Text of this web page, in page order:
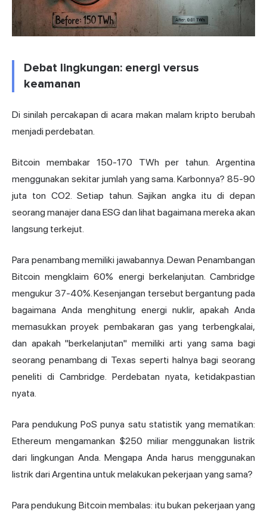
Debat lingkungan: energi versus
keamanan
Di sinilah percakapan di acara makan malam kripto berubah
menjadi perdebatan.
Bitcoin membakar 150-170 TWh per tahun. Argentina
menggunakan sekitar jumlah yang sama. Karbonnya? 85-90
juta ton CO2. Setiap tahun. Sajikan angka itu di depan
seorang manajer dana ESG dan lihat bagaimana mereka akan
langsung terkejut.
Para penambang memiliki jawabannya. Dewan Penambangan
Bitcoin mengklaim 60% energi berkelanjutan. Cambridge
mengukur 37-40%. Kesenjangan tersebut bergantung pada
bagaimana Anda menghitung energi nuklir, apakah Anda
memasukkan proyek pembakaran gas yang terbengkalai,
dan apakah "berkelanjutan" memiliki arti yang sama bagi
seorang penambang di Texas seperti halnya bagi seorang
peneliti di Cambridge. Perdebatan nyata, ketidakpastian
nyata.
Para pendukung PoS punya satu statistik yang mematikan:
Ethereum mengamankan $250 miliar menggunakan listrik
dari lingkungan Anda. Mengapa Anda harus menggunakan
listrik dari Argentina untuk melakukan pekerjaan yang sama?
Para pendukung Bitcoin membalas: itu bukan pekerjaan yang